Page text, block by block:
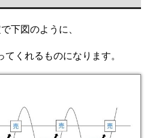
下図のように、
くれるものになります。